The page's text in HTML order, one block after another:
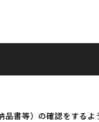
品書等）の確認をする